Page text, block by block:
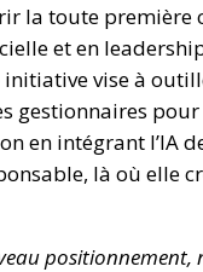
la toute première
et en
initiative vise à
gestionnaires
en intégrant l’IA
là où elle
positionnement,